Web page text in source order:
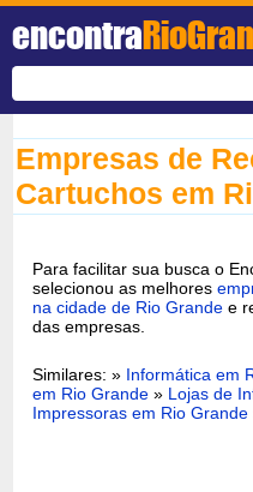
encontra
Empresas de
Cartuchos em
Para facilitar sua busca o
selecionou as melhores
na cidade de Rio Grande e
das empresas.
Similares: » Informática em
em Rio Grande » Lojas de
Impressoras em Rio Grande